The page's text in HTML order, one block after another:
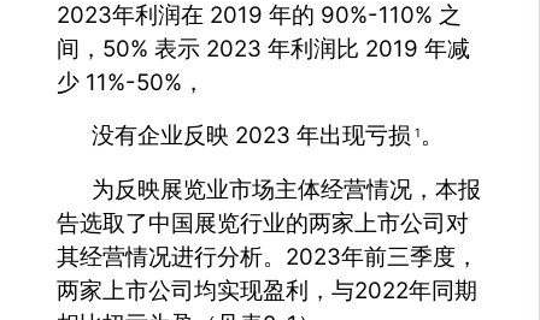
2023年利润在 2019 年的 90%-110% 之
间，50% 表示 2023 年利润比 2019 年减
少 11%-50%，
没有企业反映 2023 年出现亏损 1 。
为反映展览业市场主体经营情况，本报
告选取了中国展览行业的两家上市公司对
其经营情况进行分析。2023年前三季度，
两家上市公司均实现盈利，与2022年同期